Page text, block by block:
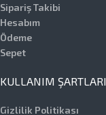
Sipariş Takibi
Hesabım
Ödeme
Sepet
KULLANIM ŞARTLARI
Gizlilik Politikası